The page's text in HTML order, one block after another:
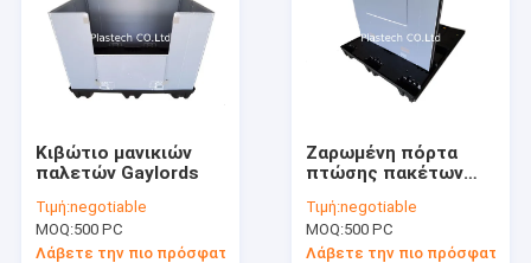
Κιβώτιο μανικιών
παλετών Gaylords
Τιμή:negotiable
MOQ:500 PC
Λάβετε την πιο πρόσφατη τιμή
Ζαρωμένη πόρτα
πτώσης πακέτων
μανικιών παλετών
τύπων Γ πλαστικό
Τιμή:negotiable
MOQ:500 PC
Λάβετε την πιο πρόσφατη